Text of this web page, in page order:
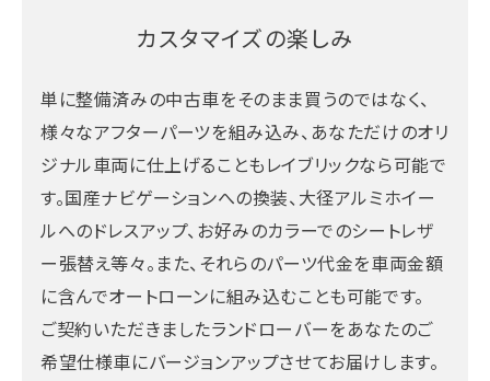
カスタマイズの楽しみ
単に整備済みの中古車をそのまま買うのではなく、
様々なアフターパーツを組み込み、あなただけのオリ
ジナル車両に仕上げることもレイブリックなら可能で
す。国産ナビゲーションへの換装、大径アルミホイー
ルへのドレスアップ、お好みのカラーでのシートレザ
ー張替え等々。また、それらのパーツ代金を車両金額
に含んでオートローンに組み込むことも可能です。
ご契約いただきましたランドローバーをあなたのご
希望仕様車にバージョンアップさせてお届けします。